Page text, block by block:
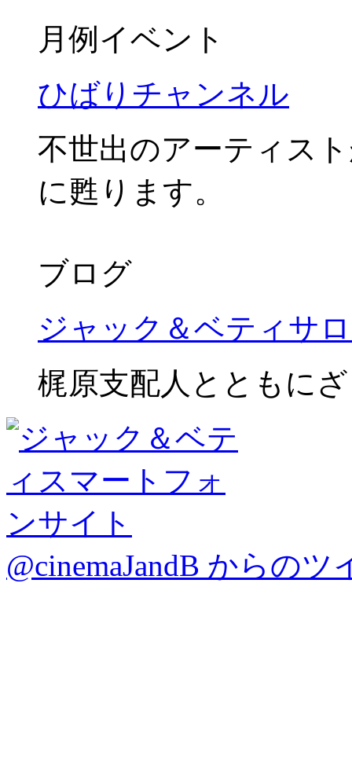
月例イベント
ひばりチャンネル
不世出のアーティス
に甦ります。
ブログ
ジャック＆ベティサ
梶原支配人とともに
@cinemaJandB からのツ